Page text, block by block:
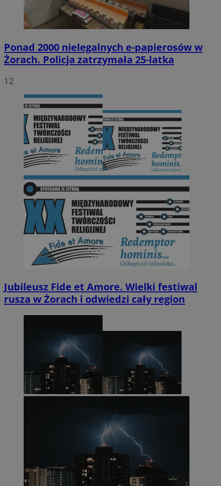
Ponad 2000 nielegalnych e-papierosów w
Żorach. Policja zatrzymała 25-latka
12
Jubileusz Fide et Amore. Wielki festiwal
rusza w Żorach i odwiedzi cały region